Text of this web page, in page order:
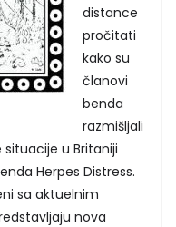
distance
pročitati
kako su
članovi
benda
razmišljali
u Britaniji
Herpes Distress.
sa aktuelnim
nova